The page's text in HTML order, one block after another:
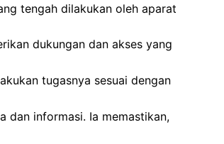
tengah dilakukan oleh aparat
dukungan dan akses yang
tugasnya sesuai dengan
dan informasi. Ia memastikan,